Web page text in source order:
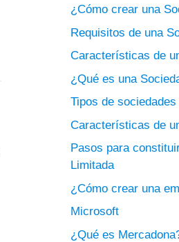
¿Cómo crear una
Requisitos de una
Características de
¿Qué es una
Tipos de
Características de
Pasos para
Limitada
¿Cómo crear una
Microsoft
¿Qué es